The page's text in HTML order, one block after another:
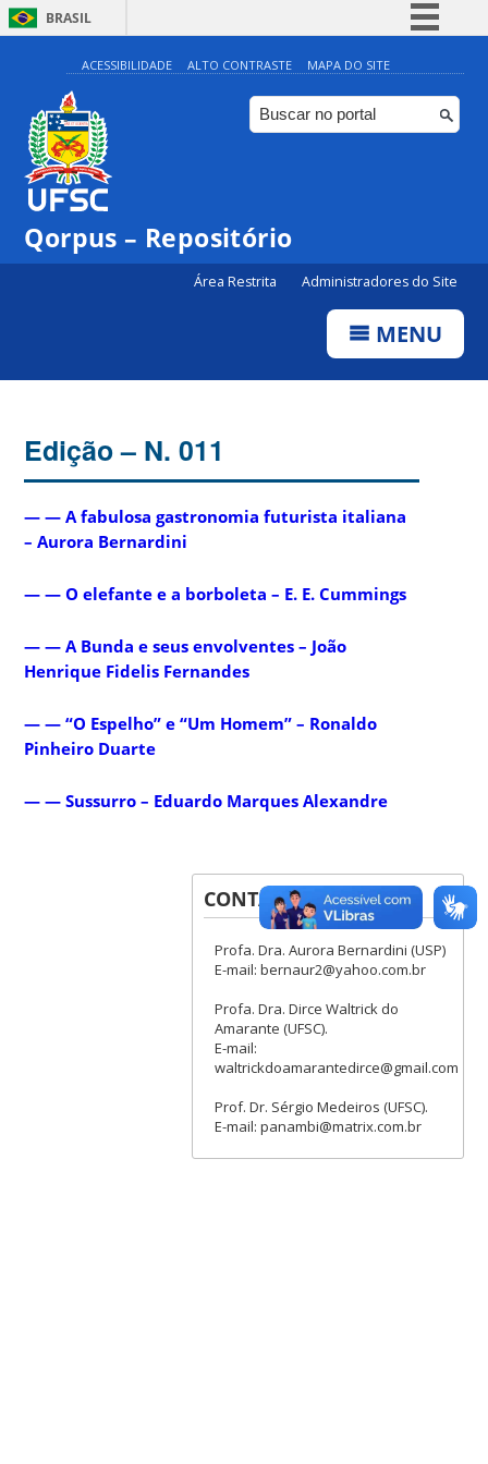
BRASIL
Simplifique!
Comunica BR
Participe
ACESSIBILIDADE ALTO CONTRASTE MAPA DO SITE
Qorpus – Repositório
Área Restrita Administradores do Site
MENU
Edição – N. 011
— — A fabulosa gastronomia futurista italiana
– Aurora Bernardini
— — O elefante e a borboleta – E. E. Cummings
— — A Bunda e seus envolventes – João
Henrique Fidelis Fernandes
— — “O Espelho” e “Um Homem” – Ronaldo
Pinheiro Duarte
— — Sussurro – Eduardo Marques Alexandre
CONTATOS
Profa. Dra. Aurora Bernardini (USP)
E-mail: bernaur2@yahoo.com.br
Profa. Dra. Dirce Waltrick do
Amarante (UFSC).
E-mail:
waltrickdoamarantedirce@gmail.com
Prof. Dr. Sérgio Medeiros (UFSC).
E-mail: panambi@matrix.com.br